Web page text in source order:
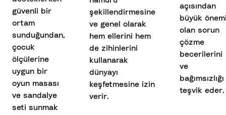
güvenli bir
ortam
sunduğundan,
çocuk
ölçülerine
uygun bir
oyun masası
ve sandalye
seti sunmak
şekillendirmesine
ve genel olarak
hem ellerini hem
de zihinlerini
kullanarak
dünyayı
keşfetmesine izin
verir.
açısından
büyük
olan sorun
çözme
becerilerini
ve
bağımsızlığı
teşvik eder.